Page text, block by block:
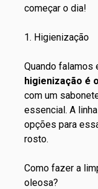
começar o dia!
1. Higienização
Quando falamos
higienização é
com um
essencial. A linha
opções para
rosto.
Como fazer a
oleosa?